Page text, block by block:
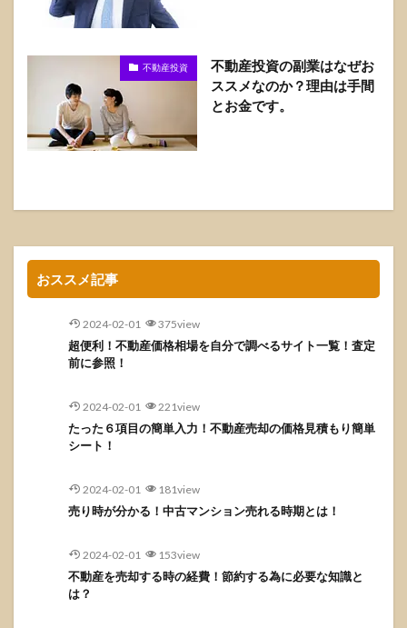
不動産投資
不動産投資の副業はなぜお
ススメなのか？理由は手間
とお金です。
おススメ記事
2024-02-01 375view
超便利！不動産価格相場を自分で調べるサイト一覧！査定
前に参照！
2024-02-01 221view
たった６項目の簡単入力！不動産売却の価格見積もり簡単
シート！
2024-02-01 181view
売り時が分かる！中古マンション売れる時期とは！
2024-02-01 153view
不動産を売却する時の経費！節約する為に必要な知識と
は？